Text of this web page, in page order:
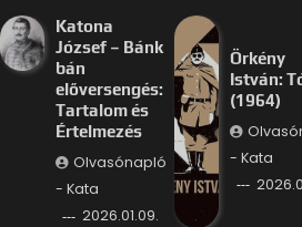
Katona
József – Bánk
bán
előversengés:
Tartalom és
Értelmezés
Olvasónapló
- Kata
2026.01.09.
Örkény
István:
(1964)
- Kata